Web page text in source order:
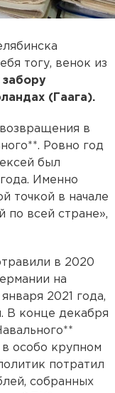
тогу, венок из
забору
(Гаага).
в
Ровно год
был
Именно
точкой в начале
по всей стране»,
в 2020
на
2021 года,
В конце декабря
особо крупном
потратил
собранных